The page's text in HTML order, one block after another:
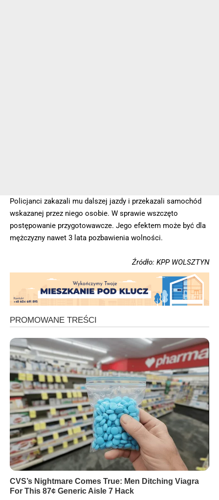
Policjanci zakazali mu dalszej jazdy i przekazali samochód
wskazanej przez niego osobie. W sprawie wszczęto
postępowanie przygotowawcze. Jego efektem może być dla
mężczyzny nawet 3 lata pozbawienia wolności.
Źródło: KPP WOLSZTYN